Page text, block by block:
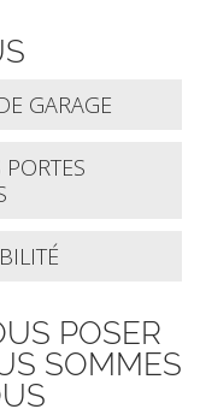
GARAGE
POSER
SOMMES